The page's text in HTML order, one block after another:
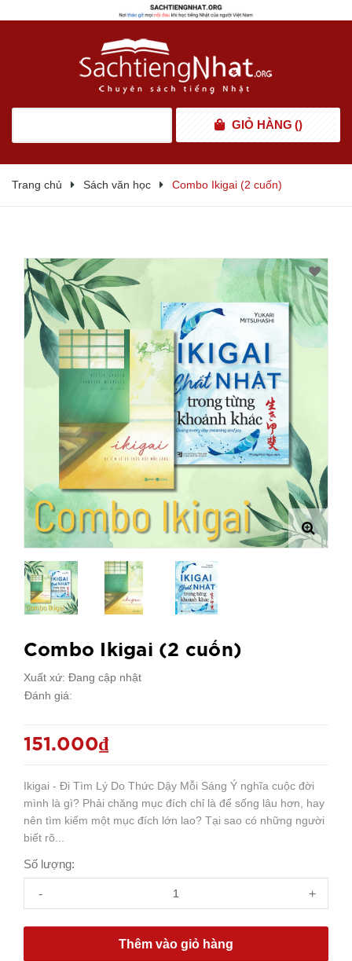
GIỎ HÀNG ()
Trang chủ Sách văn học Combo Ikigai (2 cuốn)
Combo Ikigai (2 cuốn)
Xuất xứ: Đang cập nhật
Đánh giá:
151.000₫
Ikigai - Đi Tìm Lý Do Thức Dậy Mỗi Sáng Ý nghĩa cuộc đời
mình là gì? Phải chăng mục đích chỉ là để sống lâu hơn, hay
nên tìm kiếm một mục đích lớn lao? Tại sao có những người
biết rõ...
Số lượng:
- +
Thêm vào giỏ hàng